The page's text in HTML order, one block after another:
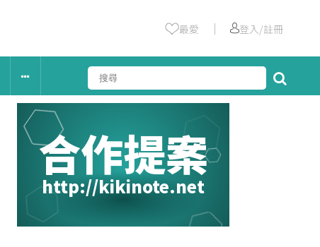
最愛 ｜ 登入/註冊
合作提案
http://kikinote.net